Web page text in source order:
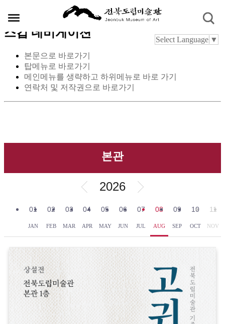
스킵 네비게이션
본문으로 바로가기
탑메뉴로 바로가기
메인메뉴를 생략하고 하위메뉴로 바로 가기
연락처 및 저작권으로 바로가기
Select Language ▼
본관
2026
01
JAN
02
FEB
03
MAR
04
APR
05
MAY
06
JUN
07
JUL
08
AUG
09
SEP
10
OCT
11
NOV